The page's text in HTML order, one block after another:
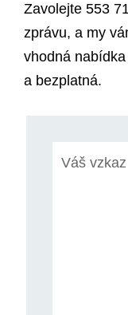
Zavolejte 553
zprávu, a my
vhodná
a bezplatná.